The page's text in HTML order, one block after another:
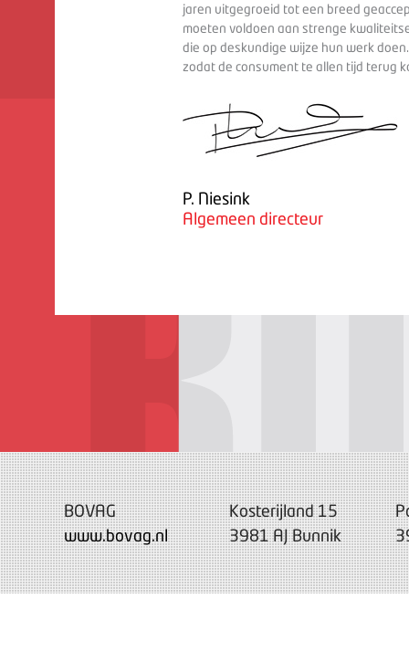
jaren uitgegroeid tot een breed
moeten voldoen aan strenge
die op deskundige wijze hun werk
zodat de consument te allen tijd terug
P. Niesink
Algemeen directeur
BOVAG
www.bovag.nl
Kosterijland 15
3981 AJ Bunnik